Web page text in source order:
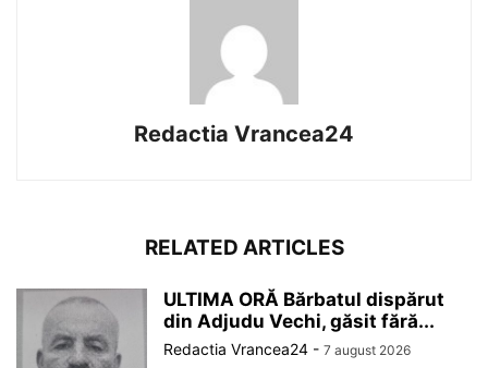
Redactia Vrancea24
RELATED ARTICLES
ULTIMA ORĂ Bărbatul dispărut
din Adjudu Vechi, găsit fără...
Redactia Vrancea24 - 7 august 2026